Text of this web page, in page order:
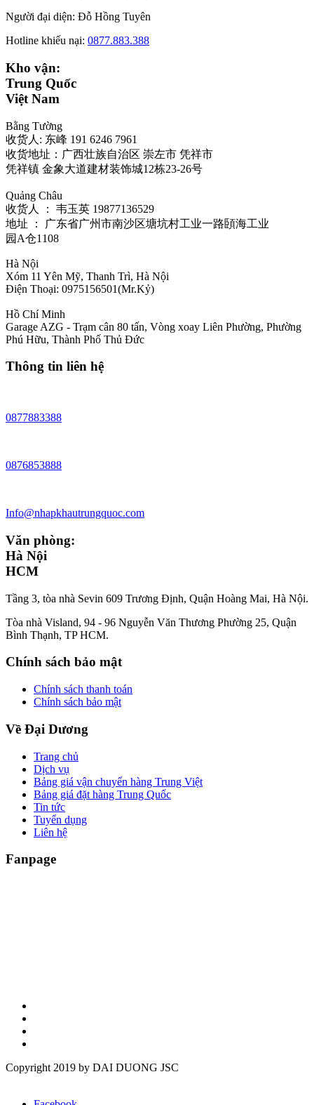
Người đại diện: Đỗ Hồng Tuyên
Hotline khiếu nại: 0877.883.388
Kho vận:
Trung Quốc
Việt Nam
Bằng Tường
收货人: 东峰 191 6246 7961
收货地址：广西壮族自治区 崇左市 凭祥市
凭祥镇 金象大道建材装饰城12栋23-26号
Quảng Châu
收货人 ： 韦玉英 19877136529‬
地址 ： 广东省广州市南沙区塘坑村工业一路頣海工业
园A仓1108
Hà Nội
Xóm 11 Yên Mỹ, Thanh Trì, Hà Nội
Điện Thoại: 0975156501(Mr.Kỷ)
Hồ Chí Minh
Garage AZG - Trạm cân 80 tấn, Vòng xoay Liên Phường, Phường
Phú Hữu, Thành Phố Thủ Đức
Thông tin liên hệ
0877883388
0876853888
Info@nhapkhautrungquoc.com
Văn phòng:
Hà Nội
HCM
Tầng 3, tòa nhà Sevin 609 Trương Định, Quận Hoàng Mai, Hà Nội.
Tòa nhà Visland, 94 - 96 Nguyễn Văn Thương Phường 25, Quận
Bình Thạnh, TP HCM.
Chính sách bảo mật
Chính sách thanh toán
Chính sách bảo mật
Về Đại Dương
Trang chủ
Dịch vụ
Bảng giá vận chuyển hàng Trung Việt
Bảng giá đặt hàng Trung Quốc
Tin tức
Tuyển dụng
Liên hệ
Fanpage
Copyright 2019 by DAI DUONG JSC